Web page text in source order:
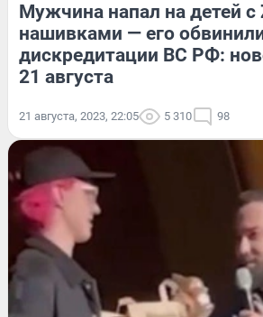
Мужчина напал на детей с
нашивками — его
дискредитации ВС РФ:
21 августа
21 августа, 2023, 22:05 5 310 98